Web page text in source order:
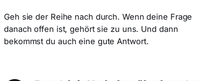
Geh sie der Reihe nach durch. Wenn deine Frage
danach offen ist, gehört sie zu uns. Und dann
bekommst du auch eine gute Antwort.